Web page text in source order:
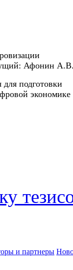
Афонин
подготовки
экономике
и партнеры